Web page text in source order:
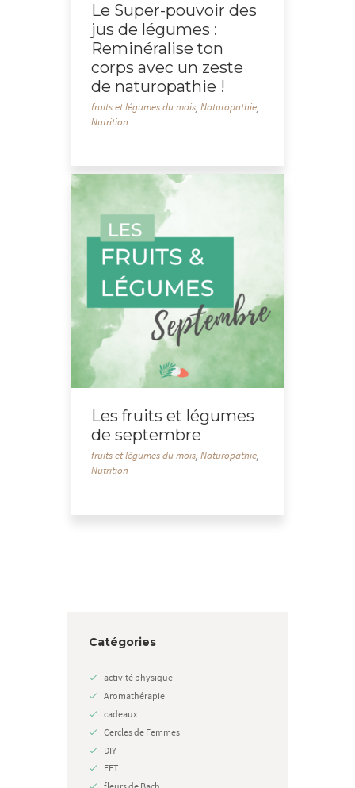
Le Super-pouvoir des
jus de légumes :
Reminéralise ton
corps avec un zeste
de naturopathie !
fruits et légumes du mois,Naturopathie,
Nutrition
Les fruits et légumes
de septembre
fruits et légumes du mois,Naturopathie,
Nutrition
Catégories
activité physique
Aromathérapie
cadeaux
Cercles de Femmes
DIY
EFT